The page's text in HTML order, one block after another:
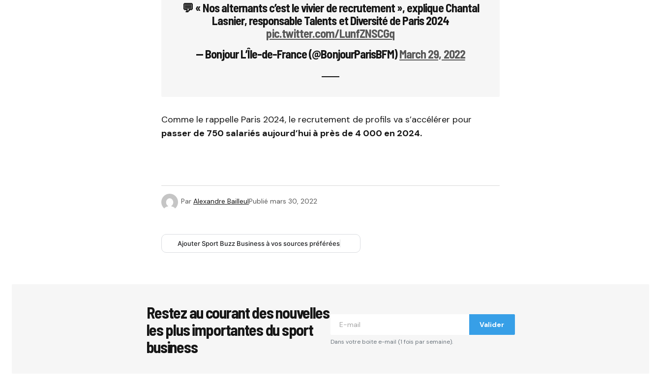
💬 « Nos alternants c’est le vivier de recrutement », explique Chantal
Lasnier, responsable Talents et Diversité de Paris 2024
pic.twitter.com/LunfZNSCGq
— Bonjour L’Île-de-France (@BonjourParisBFM)March 29, 2022
Comme le rappelle Paris 2024, le recrutement de profils va s’accélérer pour
passer de 750 salariés aujourd’hui à près de 4 000 en 2024.
Par Alexandre BailleulPublié mars 30, 2022
Ajouter Sport Buzz Business à vos sources préférées
Restez au courant des nouvelles
les plus importantes du sport
business
Valider
Dans votre boite e-mail (1 fois par semaine).